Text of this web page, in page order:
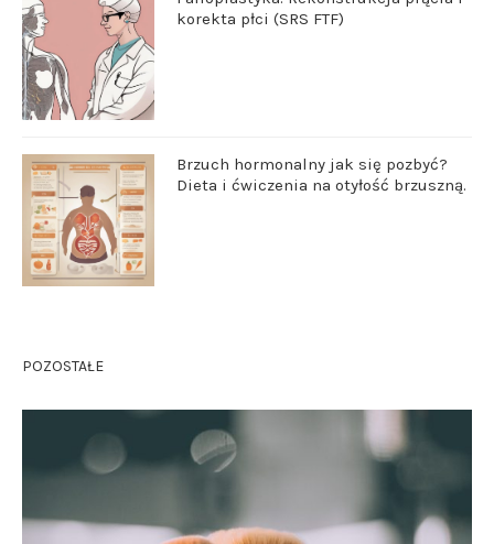
korekta płci (SRS FTF)
Brzuch hormonalny jak się pozbyć?
Dieta i ćwiczenia na otyłość brzuszną.
POZOSTAŁE